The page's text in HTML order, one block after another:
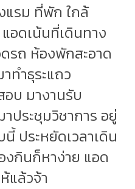
แรม ที่พัก ใกล้
อดเน้นที่เดินทาง
รถ ห้องพักสะอาด
ทำธุระแถว
อบ มางานรับ
ประชุมวิชาการ อยู่
ประหยัดเวลาเดิน
งกินก็หาง่าย แอด
แล้วจ้า